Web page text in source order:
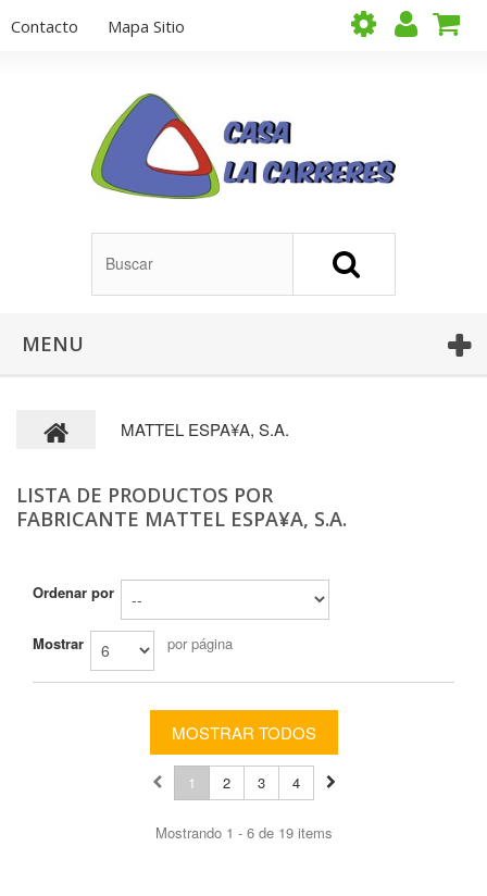
Contacto Mapa Sitio
MENU
MATTEL ESPA¥A, S.A.
LISTA DE PRODUCTOS POR
FABRICANTE MATTEL ESPA¥A, S.A.
Ordenar por
Mostrar por página
MOSTRAR TODOS
1 2 3 4
Mostrando 1 - 6 de 19 items